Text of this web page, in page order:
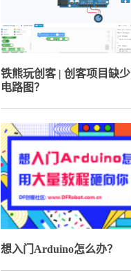
铁熊玩创客 | 创客项目缺
电路图？
想入门Arduino怎么办？